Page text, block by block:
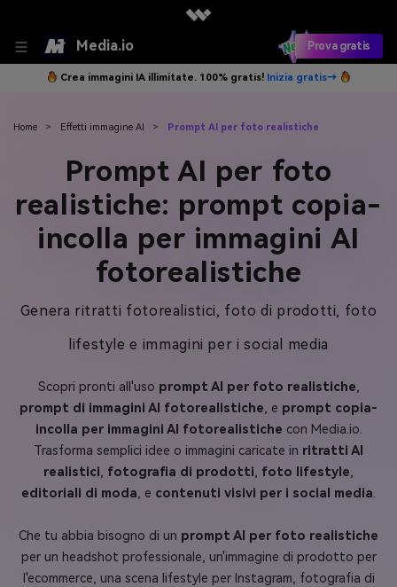
Media.io Prova gratis
Crea immagini IA illimitate. 100% gratis! Inizia gratis→
Home > Effetti immagine AI > Prompt AI per foto realistiche
Prompt AI per foto
realistiche: prompt copia-
incolla per immagini AI
fotorealistiche
Genera ritratti fotorealistici, foto di prodotti, foto
lifestyle e immagini per i social media
Scopri pronti all'uso prompt AI per foto realistiche,
prompt di immagini AI fotorealistiche, e prompt copia-
incolla per immagini AI fotorealistiche con Media.io.
Trasforma semplici idee o immagini caricate in ritratti AI
realistici, fotografia di prodotti, foto lifestyle,
editoriali di moda, e contenuti visivi per i social media.
Che tu abbia bisogno di un prompt AI per foto realistiche
per un headshot professionale, un'immagine di prodotto per
l'ecommerce, una scena lifestyle per Instagram, fotografia di